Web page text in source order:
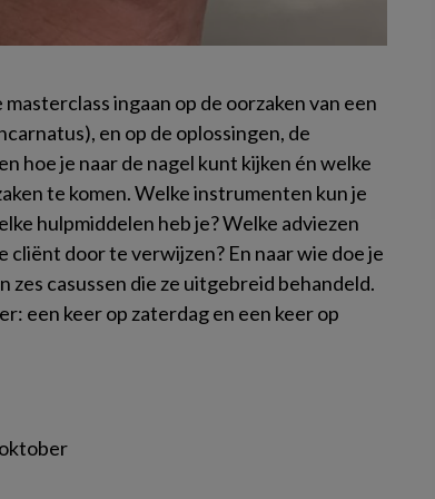
ingaan op de oorzaken van een
en op de oplossingen, de
hoe je naar de nagel kunt kijken én welke
te komen. Welke instrumenten kun je
hulpmiddelen heb je? Welke adviezen
cliënt door te verwijzen? En naar wie doe je
zes casussen die ze uitgebreid behandeld.
een keer op zaterdag en een keer op